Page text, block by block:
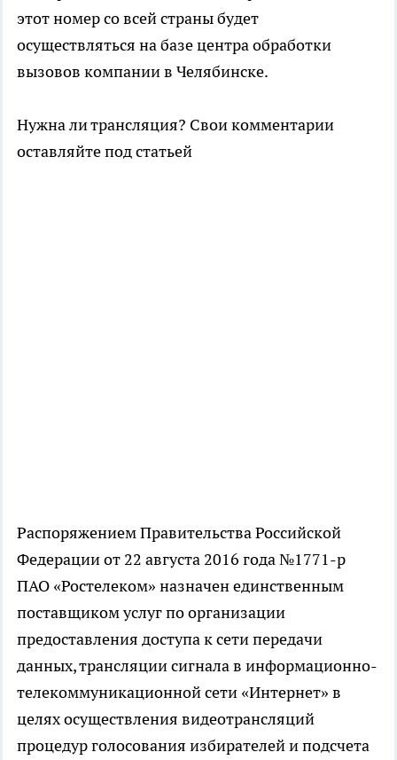
этот номер со всей страны будет
осуществляться на базе центра обработки
вызовов компании в Челябинске.
Нужна ли трансляция? Свои комментарии
оставляйте под статьей
Распоряжением Правительства Российской
Федерации от 22 августа 2016 года №1771-р
ПАО «Ростелеком» назначен единственным
поставщиком услуг по организации
предоставления доступа к сети передачи
данных, трансляции сигнала в информационно-
телекоммуникационной сети «Интернет» в
целях осуществления видеотрансляций
процедур голосования избирателей и подсчета